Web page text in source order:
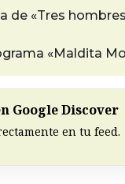
de «Tres
«Maldita
Google Discover
en tu feed.